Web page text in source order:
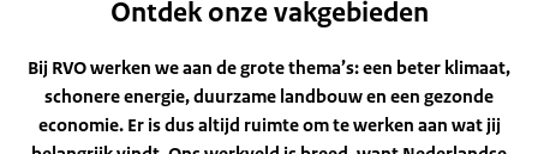
Ontdek onze vakgebieden
Bij RVO werken we aan de grote thema’s: een beter klimaat,
schonere energie, duurzame landbouw en een gezonde
economie. Er is dus altijd ruimte om te werken aan wat jij